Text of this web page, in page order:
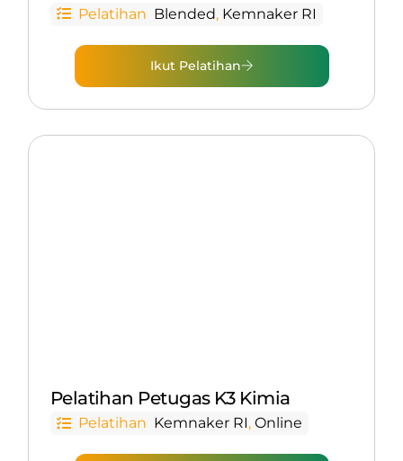
Pelatihan Blended, Kemnaker RI
Ikut Pelatihan
Pelatihan Petugas K3 Kimia
Pelatihan Kemnaker RI, Online